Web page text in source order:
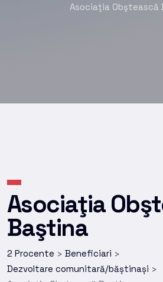
Asociaţia Obştească
Asociaţia
Baştina
2 Procente > Beneficiari >
Dezvoltare comunitară/băștinași >